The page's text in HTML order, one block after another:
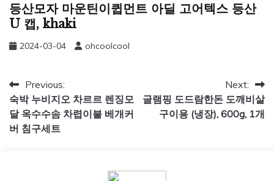
등산모자 마운틴이큅먼트 아딜 고어텍스 등산
U 캡, khaki
2024-03-04 ohcoolcool
글
탐
색
Previous:
숙박 누비지오 차르르 렌징모
달 옥수수솜 차렵이불 베개커
버 침구세트
Next:
글램핑 도드람한돈 도깨비살
구이용 (냉장), 600g, 1개